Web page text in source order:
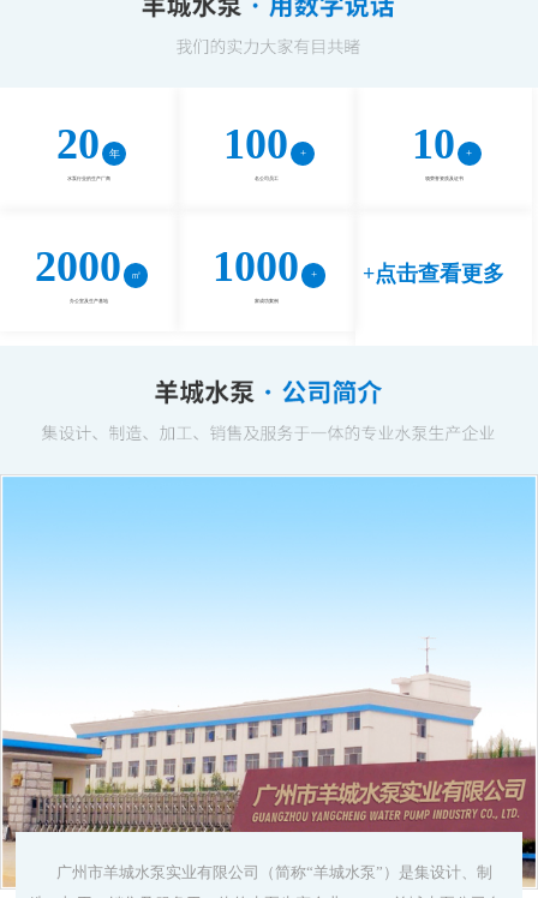
20
水泵行业的生产厂商
100
名公司员工
10
项荣誉资质及证书
2000
办公室及生产基地
1000
家成功案例
+点击查看更多
广州市羊城水泵实业有限公司（简称“羊城水泵”）是集设计、制